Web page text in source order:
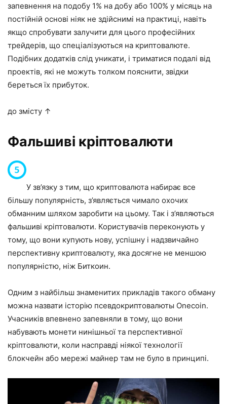
запевнення на подобу 1% на добу або 100% у місяць на
постійній основі ніяк не здійснимі на практиці, навіть
якщо спробувати залучити для цього професійних
трейдерів, що спеціалізуються на криптовалюте.
Подібних додатків слід уникати, і триматися подалі від
проектів, які не можуть толком пояснити, звідки
береться їх прибуток.
до змісту ↑
Фальшиві кріптовалюти
У зв’язку з тим, що криптовалюта набирає все
більшу популярність, з’являється чимало охочих
обманним шляхом заробити на цьому. Так і з’являються
фальшиві кріптовалюти. Користувачів переконують у
тому, що вони купують нову, успішну і надзвичайно
перспективну криптовалюту, яка досягне не меншою
популярністю, ніж Биткоин.
Одним з найбільш знаменитих прикладів такого обману
можна назвати історію псевдокриптовалюты Onecoin.
Учасників впевнено запевняли в тому, що вони
набувають монети нинішньої та перспективної
кріптовалюти, коли насправді ніякої технології
блокчейн або мережі майнер там не було в принципі.